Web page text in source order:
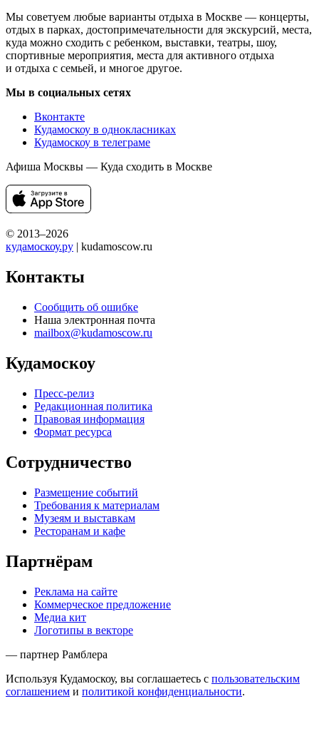
Мы советуем любые варианты отдыха в Москве — концерты,
отдых в парках, достопримечательности для экскурсий, места,
куда можно сходить с ребенком, выставки, театры, шоу,
спортивные мероприятия, места для активного отдыха
и отдыха с семьей, и многое другое.
Мы в социальных сетях
Вконтакте
Кудамоскоу в однокласниках
Кудамоскоу в телеграме
Афиша Москвы — Куда сходить в Москве
© 2013–2026
кудамоскоу.ру | kudamoscow.ru
Контакты
Сообщить об ошибке
Наша электронная почта
mailbox@kudamoscow.ru
Кудамоскоу
Пресс-релиз
Редакционная политика
Правовая информация
Формат ресурса
Сотрудничество
Размещение событий
Требования к материалам
Музеям и выставкам
Ресторанам и кафе
Партнёрам
Реклама на сайте
Коммерческое предложение
Медиа кит
Логотипы в векторе
— партнер Рамблера
Используя Кудамоскоу, вы соглашаетесь с пользовательским
соглашением и политикой конфиденциальности.